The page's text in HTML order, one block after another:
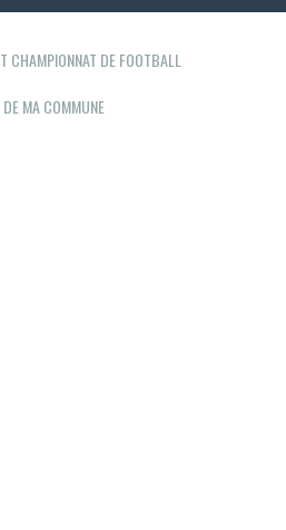
CHAMPIONNAT DE FOOTBALL
MA COMMUNE